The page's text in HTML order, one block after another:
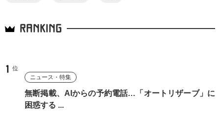
RANKING
ニュース・特集
無断掲載、AIからの予約電話…「オートリザーブ」に
困惑する ...